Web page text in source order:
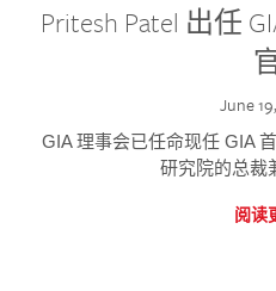
Pritesh Patel 出任
June
GIA 理事会已任命现任 GIA
研究院的总裁
阅读